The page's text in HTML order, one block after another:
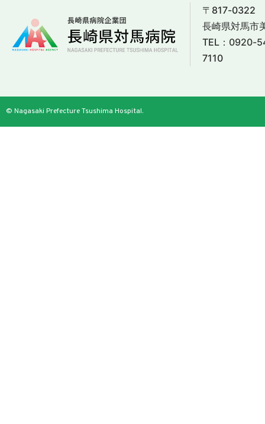
〒817-0322
長崎県対馬市
TEL： 0920-
7110
© Nagasaki Prefecture Tsushima Hospital.